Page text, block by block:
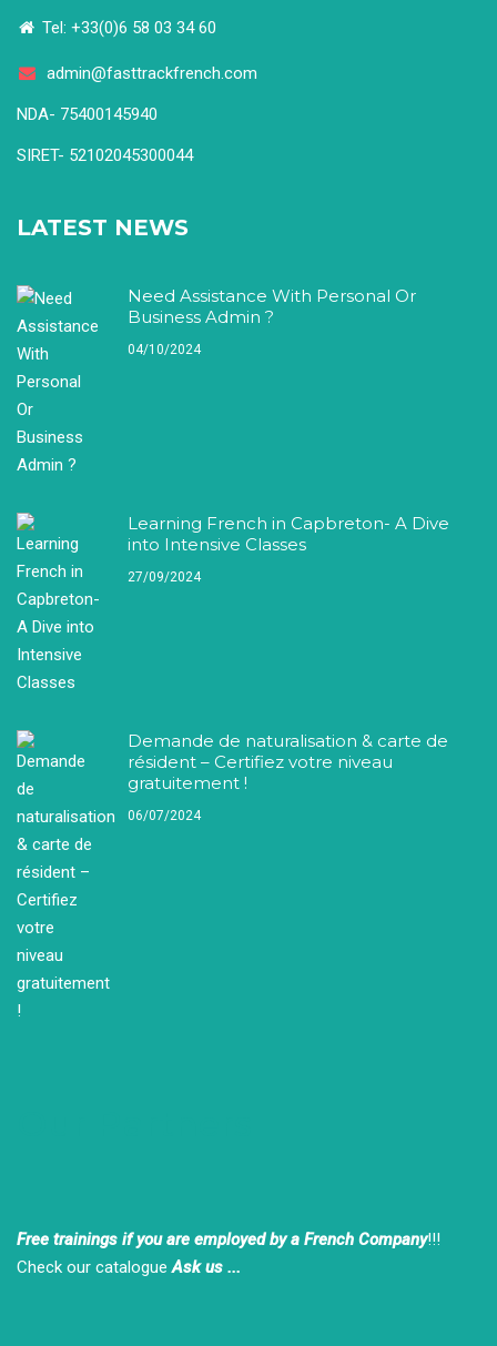
Tel: +33(0)6 58 03 34 60
admin@fasttrackfrench.com
NDA- 75400145940
SIRET- 52102045300044
LATEST NEWS
Need Assistance With Personal Or
Business Admin ?
04/10/2024
Learning French in Capbreton- A Dive
into Intensive Classes
27/09/2024
Demande de naturalisation & carte de
résident – Certifiez votre niveau
gratuitement !
06/07/2024
Free trainings if you are employed by a French Company!!!
Check our catalogueAsk us ...